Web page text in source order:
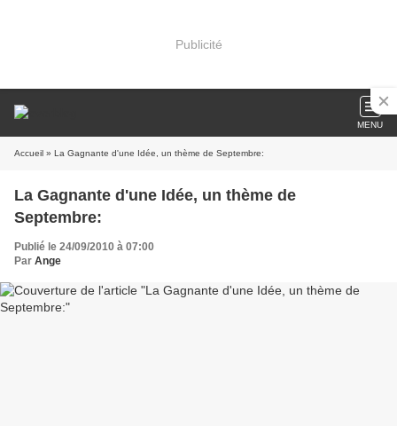
Publicité
MENU
Accueil » La Gagnante d'une Idée, un thème de Septembre:
La Gagnante d'une Idée, un thème de
Septembre:
Publié le 24/09/2010 à 07:00
Par Ange